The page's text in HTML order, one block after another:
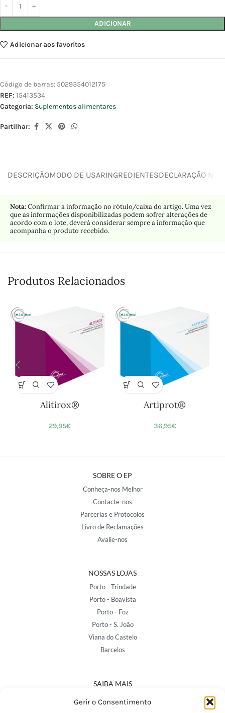
Gerir o Consentimento
ADICIONAR
Adicionar aos favoritos
Código de barras: 5029354012175
REF: 15413534
Categoria: Suplementos alimentares
Partilhar:
DESCRIÇÃOMODO DE USARINGREDIENTESDECLARAÇÃO
Nota:Confirmar a informação no rótulo/caixa do artigo. Uma vez
que as informações disponibilizadas podem sofrer alterações de
acordo com o lote, deverá considerar sempre a informação que
acompanha o produto recebido.
Produtos Relacionados
Alitirox®
29,95€
Artiprot®
36,95€
SOBRE O EP
Conheça-nos Melhor
Contacte-nos
Parcerias e Protocolos
Livro de Reclamações
Avalie-nos
NOSSAS LOJAS
Porto - Trindade
Porto - Boavista
Porto - Foz
Porto - S. João
Viana do Castelo
Barcelos
SAIBA MAIS
Política de Privacidade